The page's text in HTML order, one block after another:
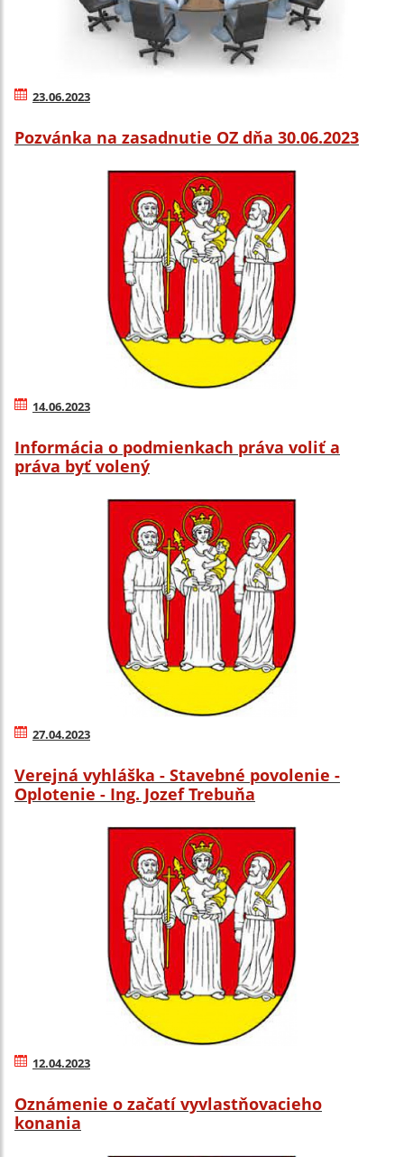
23.06.2023
Pozvánka na zasadnutie OZ dňa 30.06.2023
14.06.2023
Informácia o podmienkach práva voliť a
práva byť volený
27.04.2023
Verejná vyhláška - Stavebné povolenie -
Oplotenie - Ing. Jozef Trebuňa
12.04.2023
Oznámenie o začatí vyvlastňovacieho
konania